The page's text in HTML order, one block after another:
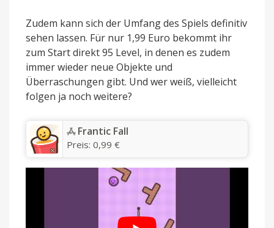
Zudem kann sich der Umfang des Spiels definitiv
sehen lassen. Für nur 1,99 Euro bekommt ihr
zum Start direkt 95 Level, in denen es zudem
immer wieder neue Objekte und
Überraschungen gibt. Und wer weiß, vielleicht
folgen ja noch weitere?
‎Frantic Fall
Preis: 0,99 €